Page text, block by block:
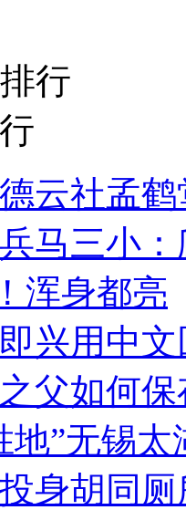
行
德云社孟
马三小
浑身都亮
兴用中
父如何
地”无锡
身胡同